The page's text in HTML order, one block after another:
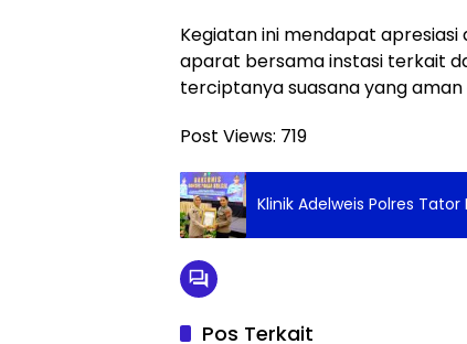
Kegiatan ini mendapat
aparat bersama instasi terkait
terciptanya suasana yang
Post Views: 719
Klinik Adelweis Polres Tator
Pos Terkait